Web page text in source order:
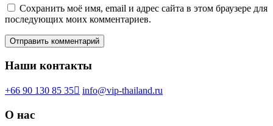
Сохранить моё имя, email и адрес сайта в этом браузере для
последующих моих комментариев.
Наши контакты
+66 90 130 85 35 info@vip-thailand.ru
О нас